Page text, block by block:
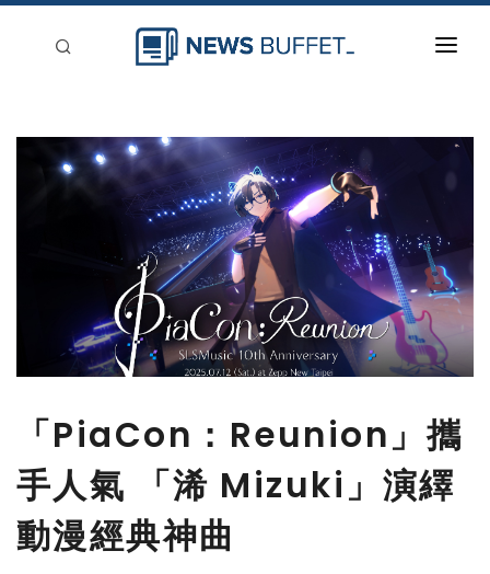
新聞稿分類
登入
「PiaCon：Reunion」攜
手人氣 「浠 Mizuki」演繹
動漫經典神曲